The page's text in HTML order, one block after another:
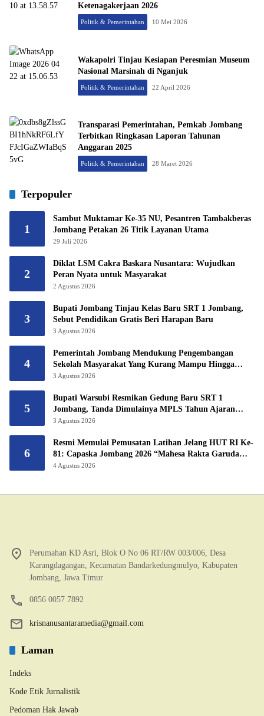
Ketenagakerjaan 2026
Politik & Pemerintahan 10 Mei 2026
Wakapolri Tinjau Kesiapan Peresmian Museum
Nasional Marsinah di Nganjuk
Politik & Pemerintahan 22 April 2026
Transparasi Pemerintahan, Pemkab Jombang
Terbitkan Ringkasan Laporan Tahunan
Anggaran 2025
Politik & Pemerintahan 28 Maret 2026
Terpopuler
1
Sambut Muktamar Ke-35 NU, Pesantren Tambakberas
Jombang Petakan 26 Titik Layanan Utama
29 Juli 2026
2
Diklat LSM Cakra Baskara Nusantara: Wujudkan
Peran Nyata untuk Masyarakat
2 Agustus 2026
3
Bupati Jombang Tinjau Kelas Baru SRT 1 Jombang,
Sebut Pendidikan Gratis Beri Harapan Baru
3 Agustus 2026
4
Pemerintah Jombang Mendukung Pengembangan
Sekolah Masyarakat Yang Kurang Mampu Hingga
Hibahkan 6,3 Hektar Untuk Sekolah Rakyat
3 Agustus 2026
5
Bupati Warsubi Resmikan Gedung Baru SRT 1
Jombang, Tanda Dimulainya MPLS Tahun Ajaran
2026/2027
3 Agustus 2026
6
Resmi Memulai Pemusatan Latihan Jelang HUT RI Ke-
81: Capaska Jombang 2026 “Mahesa Rakta Garuda
Yudha”.
4 Agustus 2026
Perumahan KD Asri, Blok O No 06 RT/RW 003/006, Desa
Karangdagangan, Kecamatan Bandarkedungmulyo, Kabupaten
Jombang, Jawa Timur
0856 0057 7892
krisnanusantaramedia@gmail.com
Laman
Indeks
Kode Etik Jurnalistik
Pedoman Hak Jawab